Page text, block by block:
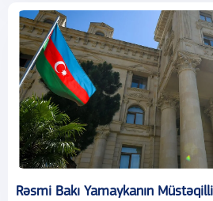
Rəsmi Bakı Yamaykanın